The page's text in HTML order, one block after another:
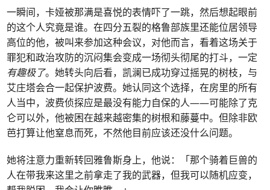
一瞬间，卡娅被那满是喜悦的表情吓了一跳，然后想起眼前
的这个人究竟是谁。在四分五裂的格鲁部族里还能位居领导
高位的他，被叫来参加这种会议，对他而言，看着这场关于
罪犯和政治攻防的沉闷集会变成一场彻头彻尾的打斗，一定
有趣极了。她转头向后看，凯澜已成功穿过摇晃的树枝，与
艾庄塔会合一起保护波费。她认同这个选择，在房里的所有
人当中，波费侦探应是最没有能力自保的人——可能除了克
仑可以外，他被困在越来越密集的树根和藤蔓中。但除非欧
芭打算让他窒息而死，不然他目前应该还没什么问题。
她将注意力重新转回雅鲁斯身上，他说：「那个骑着巨兽的
人在带我来这里之前拿走了我的武器，但我可以随机应变，